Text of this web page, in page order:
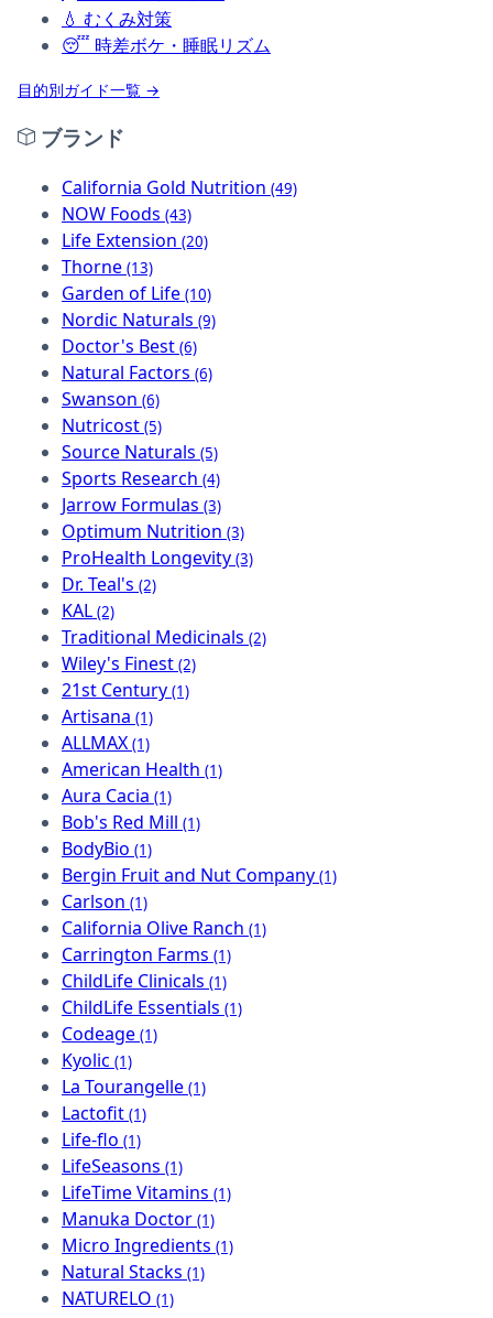
💧 むくみ対策
😴 時差ボケ・睡眠リズム
目的別ガイド一覧 →
ブランド
California Gold Nutrition (49)
NOW Foods (43)
Life Extension (20)
Thorne (13)
Garden of Life (10)
Nordic Naturals (9)
Doctor's Best (6)
Natural Factors (6)
Swanson (6)
Nutricost (5)
Source Naturals (5)
Sports Research (4)
Jarrow Formulas (3)
Optimum Nutrition (3)
ProHealth Longevity (3)
Dr. Teal's (2)
KAL (2)
Traditional Medicinals (2)
Wiley's Finest (2)
21st Century (1)
Artisana (1)
ALLMAX (1)
American Health (1)
Aura Cacia (1)
Bob's Red Mill (1)
BodyBio (1)
Bergin Fruit and Nut Company (1)
Carlson (1)
California Olive Ranch (1)
Carrington Farms (1)
ChildLife Clinicals (1)
ChildLife Essentials (1)
Codeage (1)
Kyolic (1)
La Tourangelle (1)
Lactofit (1)
Life-flo (1)
LifeSeasons (1)
LifeTime Vitamins (1)
Manuka Doctor (1)
Micro Ingredients (1)
Natural Stacks (1)
NATURELO (1)